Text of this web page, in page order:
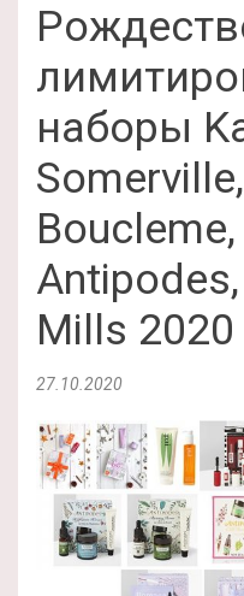
наборы
Mills 2020
27.10.2020